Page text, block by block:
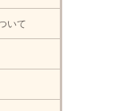
いて